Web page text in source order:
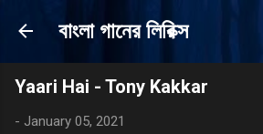
Skip to main content
বাংলা গানের লিরিক্স
Yaari Hai - Tony Kakkar
- January 05, 2021